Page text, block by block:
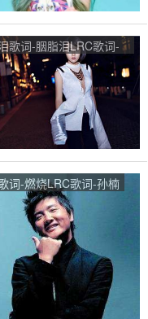
歌词-胭脂泪LRC歌词-
词-燃烧LRC歌词-孙楠